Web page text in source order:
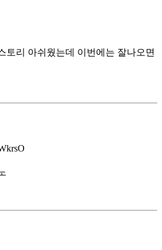
토리 아쉬웠는데 이번에는 잘나오면